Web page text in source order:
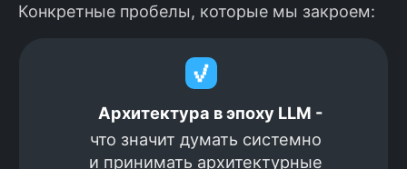
Конкретные пробелы, которые мы закроем: